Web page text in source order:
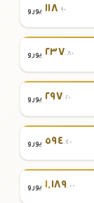
١١٨.٩٠ يورو
٢٣٧.٨٠ يورو
٢٩٧.٢٠ يورو
٥٩٤.٤٠ يورو
١,١٨٩.٠٠ يورو